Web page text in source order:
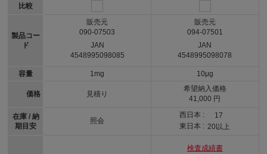
比較
製品コー
ド
容量
価格
在庫 / 納
期目安
販売元
090-07503
JAN
4548995098085
1mg
見積り
照会
販売元
094-07501
JAN
4548995098078
10μg
希望納入価格
41,000 円
西日本 :
17
東日本 : 20以上
検査成績書